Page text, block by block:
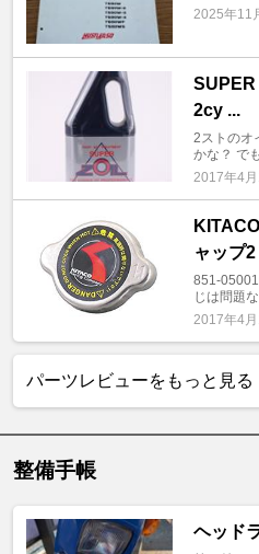
2025年11
2cy ...
2ストのオ
かな？ で
2017年4月
ャップ2
851-
じは問題
2017年4月
パーツレビューをもっと見る
整備手帳
ヘッド